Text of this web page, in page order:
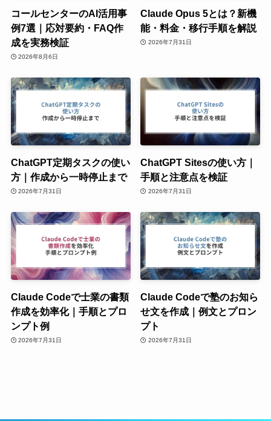
コールセンターのAI活用事
例7選｜応対要約・FAQ作
成を実務検証
2026年8月6日
Claude Opus 5とは？新機
能・料金・移行手順を解説
2026年7月31日
ChatGPT定期タスクの使い
方｜作成から一時停止まで
2026年7月31日
ChatGPT Sitesの使い方｜
手順と注意点を検証
2026年7月31日
Claude Codeで士業の書類
作成を効率化｜手順とプロ
ンプト例
2026年7月31日
Claude Codeで塾のお知ら
せ文を作成｜例文とプロン
プト
2026年7月31日